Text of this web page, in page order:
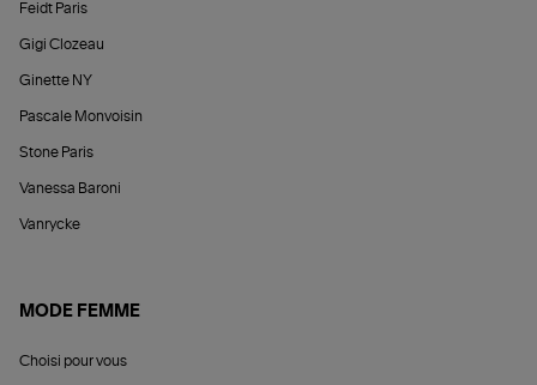
Feidt Paris
Gigi Clozeau
Ginette NY
Pascale Monvoisin
Stone Paris
Vanessa Baroni
Vanrycke
MODE FEMME
Choisi pour vous